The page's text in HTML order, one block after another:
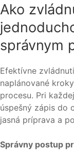
Ako
správnym
Efektívne
naplánované
procesu. Pri
úspešný zápis do
jasná príprava a
Správny postup